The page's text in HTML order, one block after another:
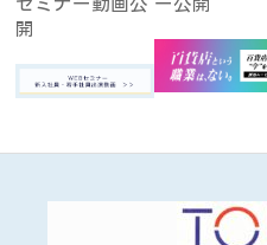
開